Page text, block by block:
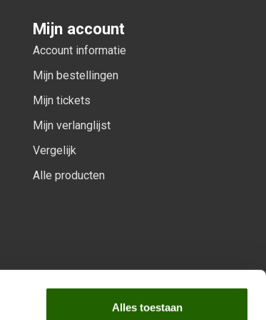
Alles toestaan
Mijn account
Account informatie
Mijn bestellingen
Mijn tickets
Mijn verlanglijst
Vergelijk
Alle producten